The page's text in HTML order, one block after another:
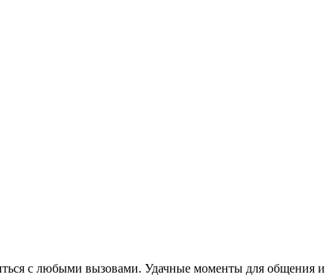
с любыми вызовами. Удачные моменты для общения